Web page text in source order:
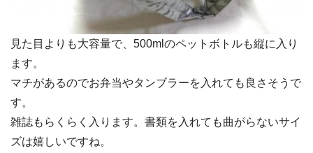
見た目よりも大容量で、500mlのペットボトルも縦に入り
ます。
マチがあるのでお弁当やタンブラーを入れても良さそうで
す。
雑誌もらくらく入ります。書類を入れても曲がらないサイ
ズは嬉しいですね。